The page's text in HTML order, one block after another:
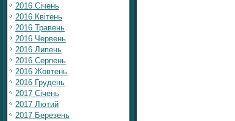
2016 Січень
2016 Квітень
2016 Травень
2016 Червень
2016 Липень
2016 Серпень
2016 Жовтень
2016 Грудень
2017 Січень
2017 Лютий
2017 Березень